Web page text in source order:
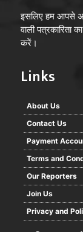
इसलिए हम आपसे
वाली पत्रकारिता
करें।
Links
About Us
Contact Us
Payment
Terms and
Our Reporters
Join Us
Privacy and